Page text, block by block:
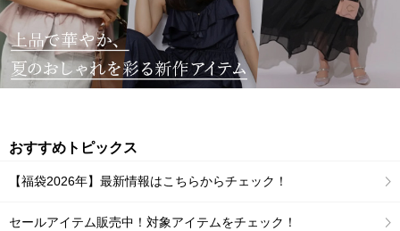
おすすめトピックス
【福袋2026年】最新情報はこちらからチェック！
セールアイテム販売中！対象アイテムをチェック！